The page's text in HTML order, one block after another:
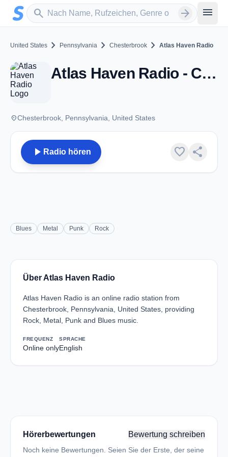
Zum Hauptinhalt springen
search
Sender suchen arrow_forward menu
United States chevron_right Pennsylvania chevron_right Chesterbrook chevron_right Atlas Haven Radio
Atlas Haven Radio - Chesterbrook, PA
placeChesterbrook, Pennsylvania, United States
play_arrow Radio hören favorite share
Blues Metal Punk Rock
Über Atlas Haven Radio
Atlas Haven Radio is an online radio station from
Chesterbrook, Pennsylvania, United States, providing
Rock, Metal, Punk and Blues music.
FREQUENZ
Online only
SPRACHE
English
Hörerbewertungen Bewertung schreiben
Noch keine Bewertungen. Seien Sie der Erste, der seine